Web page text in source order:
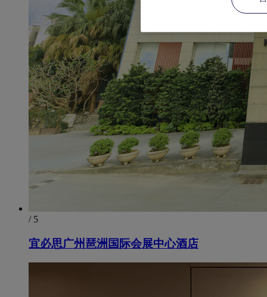
/ 5
宜必思广州琶洲国际会展中心酒店